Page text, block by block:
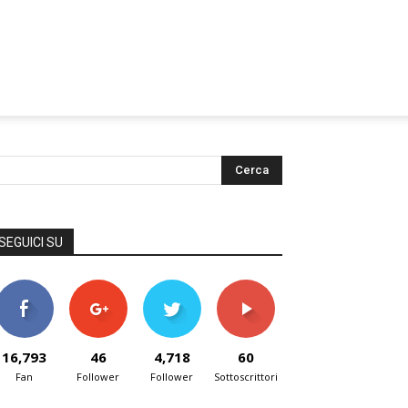
SU
16,793
Fan
46
Follower
4,718
Follower
60
Sottoscrittori